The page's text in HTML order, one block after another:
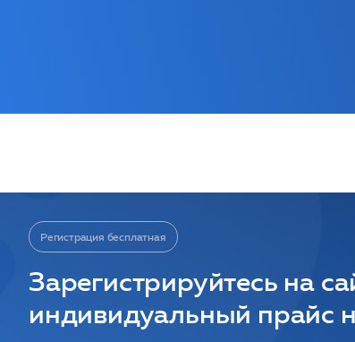
Регистрация бесплатная
Зарегистрируйтесь на
индивидуальный прайс